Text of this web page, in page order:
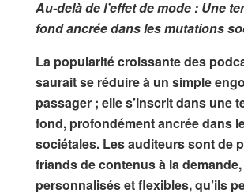
Au-delà de l’effet de mode : Une
fond ancrée dans les mutations
La popularité croissante des
saurait se réduire à un simple
passager ; elle s’inscrit dans une
fond, profondément ancrée dans
sociétales. Les auditeurs sont de
friands de contenus à la demande,
personnalisés et flexibles, qu’ils